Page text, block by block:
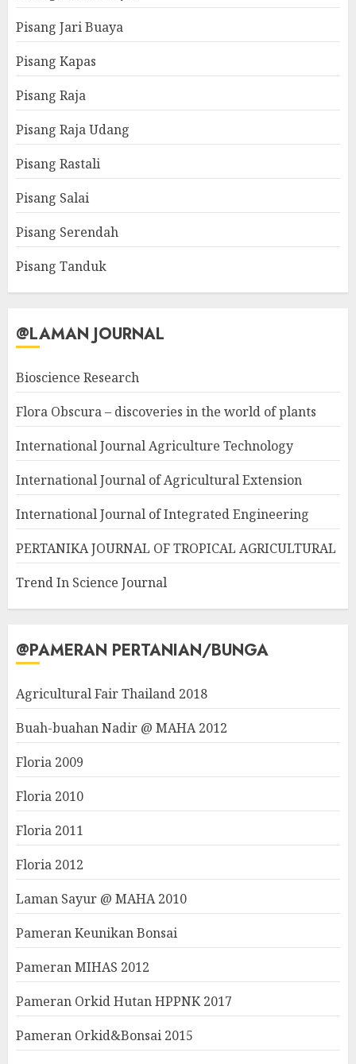
Pisang Jari Buaya
Pisang Kapas
Pisang Raja
Pisang Raja Udang
Pisang Rastali
Pisang Salai
Pisang Serendah
Pisang Tanduk
@LAMAN JOURNAL
Bioscience Research
Flora Obscura – discoveries in the world of plants
International Journal Agriculture Technology
International Journal of Agricultural Extension
International Journal of Integrated Engineering
PERTANIKA JOURNAL OF TROPICAL AGRICULTURAL
Trend In Science Journal
@PAMERAN PERTANIAN/BUNGA
Agricultural Fair Thailand 2018
Buah-buahan Nadir @ MAHA 2012
Floria 2009
Floria 2010
Floria 2011
Floria 2012
Laman Sayur @ MAHA 2010
Pameran Keunikan Bonsai
Pameran MIHAS 2012
Pameran Orkid Hutan HPPNK 2017
Pameran Orkid&Bonsai 2015